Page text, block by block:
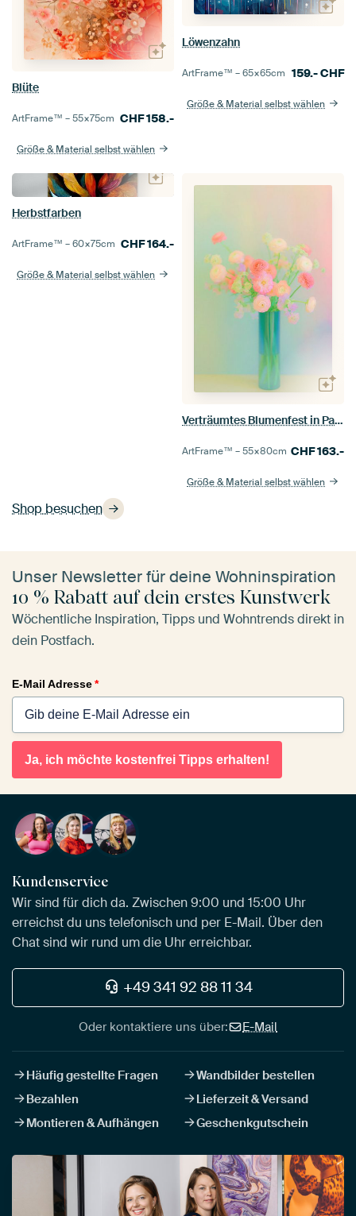
Shop besuchen
Blüte
ArtFrame™ –55×75cm CHF158.-
Größe & Material selbst wählen
Löwenzahn
ArtFrame™ –65×65cm 159.-CHF
Größe & Material selbst wählen
Herbstfarben
ArtFrame™ –60×75cm CHF164.-
Größe & Material selbst wählen
Verträumtes Blumenfest in Pastelltönen
ArtFrame™ –55×80cm CHF163.-
Größe & Material selbst wählen
Unser Newsletter für deine Wohninspiration
10 % Rabatt auf dein erstes Kunstwerk
Wöchentliche Inspiration, Tipps und Wohntrends direkt in
dein Postfach.
E-Mail Adresse*
Ja, ich möchte kostenfrei Tipps erhalten!
Kundenservice
Wir sind für dich da. Zwischen 9:00 und 15:00 Uhr
erreichst du uns telefonisch und per E-Mail. Über den
Chat sind wir rund um die Uhr erreichbar.
+49 341 92 88 11 34
Oder kontaktiere uns über: E-Mail
Häufig gestellte Fragen
Wandbilder bestellen
Bezahlen
Lieferzeit & Versand
Montieren & Aufhängen
Geschenkgutschein